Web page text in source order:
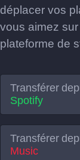
déplacer vos
vous aimez
plateforme de
Transférer
Spotify
Transférer
Music